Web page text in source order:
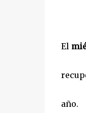
El
año.